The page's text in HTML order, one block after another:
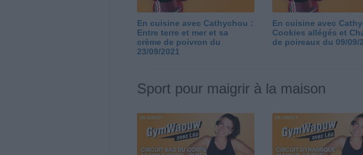
En cuisine avec Cathychou :
Entre terre et mer et sa
crème de poivron du
23/09/2021
En cuisine avec
Cookies allégés et
de poireaux du 09/09/
Sport pour maigrir à la maison